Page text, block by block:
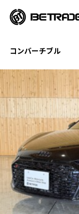
コンバーチブル